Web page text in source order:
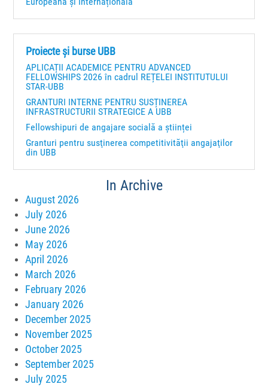
Proiecte și burse UBB
APLICAȚII ACADEMICE PENTRU ADVANCED
FELLOWSHIPS 2026 în cadrul REȚELEI INSTITUTULUI
STAR-UBB
GRANTURI INTERNE PENTRU SUSȚINEREA
INFRASTRUCTURII STRATEGICE A UBB
Fellowshipuri de angajare socială a științei
Granturi pentru susţinerea competitivităţii angajaţilor
din UBB
In Archive
August 2026
July 2026
June 2026
May 2026
April 2026
March 2026
February 2026
January 2026
December 2025
November 2025
October 2025
September 2025
July 2025